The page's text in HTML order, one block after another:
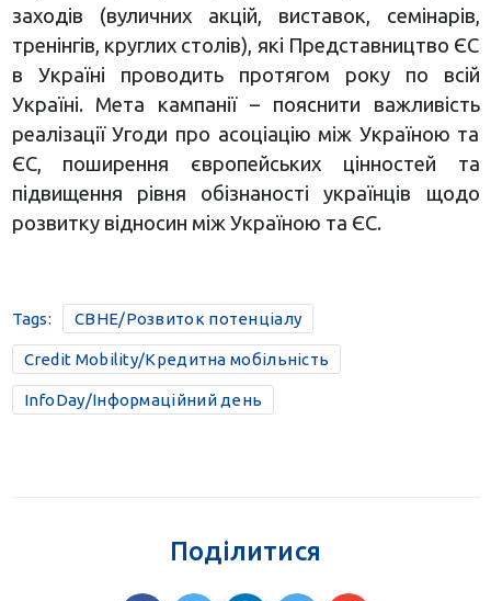
заходів (вуличних акцій, виставок, семінарів,
тренінгів, круглих столів), які Представництво ЄС
в Україні проводить протягом року по всій
Україні. Мета кампанії – пояснити важливість
реалізації Угоди про асоціацію між Україною та
ЄС, поширення європейських цінностей та
підвищення рівня обізнаності українців щодо
розвитку відносин між Україною та ЄС.
Tags: CBHE/Розвиток потенціалу
Credit Mobility/Кредитна мобільність
InfoDay/Інформаційний день
Поділитися